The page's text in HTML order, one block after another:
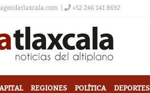
+52 246 141 8692
REGIONES POLÍTICA DEPORTES